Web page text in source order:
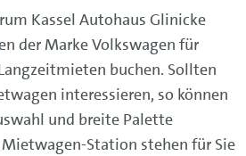
Kassel Autohaus Glinicke
der Marke Volkswagen für
buchen. Sollten
interessieren, so können
und breite Palette
Station stehen für Sie